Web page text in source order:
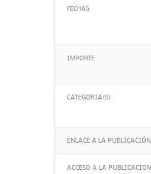
FECHAS
IMPORTE
CATEGORIA(S)
ENLACE A LA PUBLICACIÓN
ACCESO A LA PUBLICACION